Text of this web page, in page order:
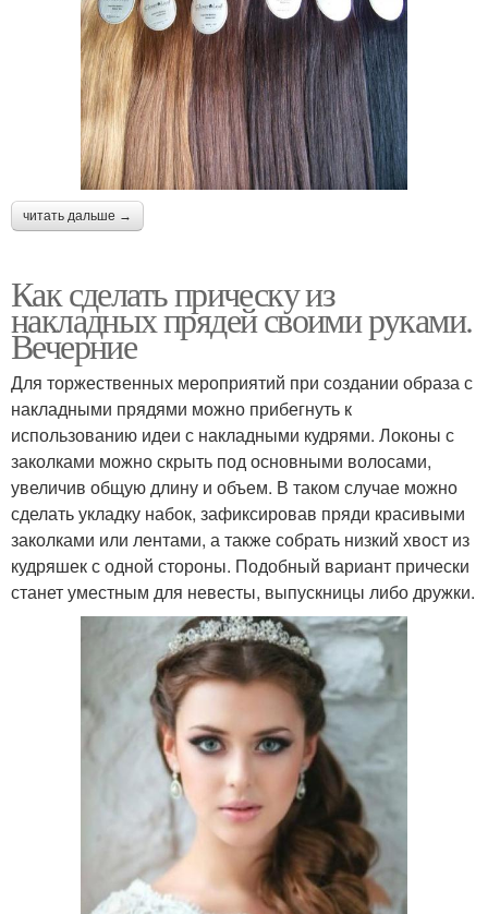
читать дальше →
Как сделать прическу из
накладных прядей своими руками.
Вечерние
Для торжественных мероприятий при создании образа с
накладными прядями можно прибегнуть к
использованию идеи с накладными кудрями. Локоны с
заколками можно скрыть под основными волосами,
увеличив общую длину и объем. В таком случае можно
сделать укладку набок, зафиксировав пряди красивыми
заколками или лентами, а также собрать низкий хвост из
кудряшек с одной стороны. Подобный вариант прически
станет уместным для невесты, выпускницы либо дружки.